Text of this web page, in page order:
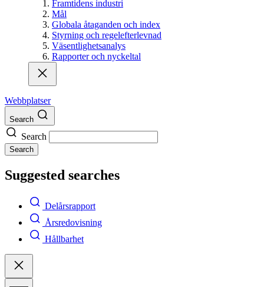
Framtidens industri
Mål
Globala åtaganden och index
Styrning och regelefterlevnad
Väsentlighetsanalys
Rapporter och nyckeltal
Webbplatser
Search
Search
Search
Suggested searches
Delårsrapport
Årsredovisning
Hållbarhet